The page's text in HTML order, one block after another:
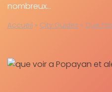
nombreux…
Accueil » City Guides » Que